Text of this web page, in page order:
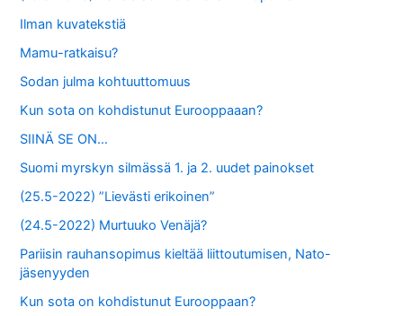
Ilman kuvatekstiä
Mamu-ratkaisu?
Sodan julma kohtuuttomuus
Kun sota on kohdistunut Eurooppaaan?
SIINÄ SE ON…
Suomi myrskyn silmässä 1. ja 2. uudet painokset
(25.5-2022) ”Lievästi erikoinen”
(24.5-2022) Murtuuko Venäjä?
Pariisin rauhansopimus kieltää liittoutumisen, Nato-
jäsenyyden
Kun sota on kohdistunut Eurooppaan?